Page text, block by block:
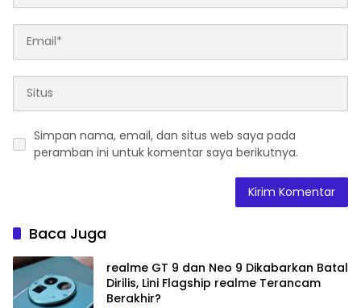
Simpan nama, email, dan situs web saya pada
peramban ini untuk komentar saya berikutnya.
Baca Juga
realme GT 9 dan Neo 9 Dikabarkan Batal
Dirilis, Lini Flagship realme Terancam
Berakhir?